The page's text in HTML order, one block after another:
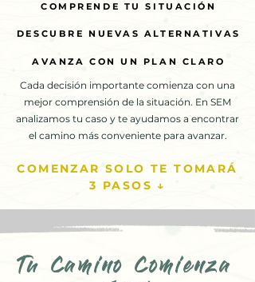
COMPRENDE TU SITUACIÓN
DESCUBRE NUEVAS ALTERNATIVAS
AVANZA CON UN PLAN CLARO
COMPRENDE TU SITUACIÓN
DESCUBRE NUEVAS ALTERNATIVAS
AVANZA CON UN PLAN CLARO
Cada decisión importante comienza con una
mejor comprensión de la situación. En SEM
analizamos tu caso y te ayudamos a encontrar
el camino más conveniente para avanzar.
COMENZAR SOLO TE TOMARÁ
3 PASOS ↓
Tu Camino Comienza